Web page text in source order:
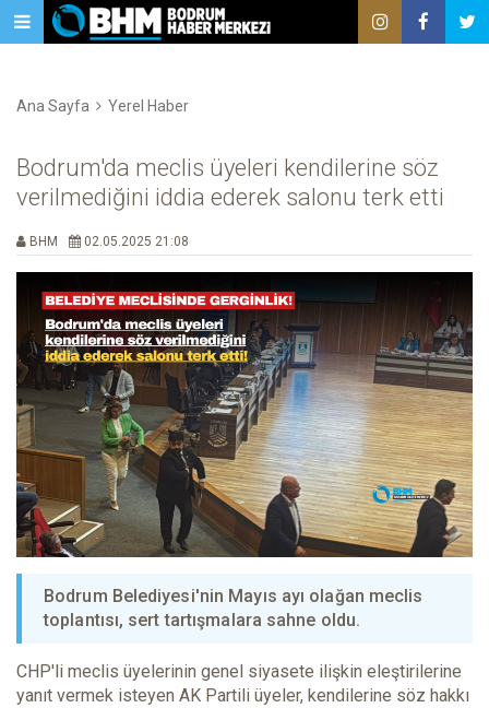
Ana Sayfa Yerel Haber
Bodrum'da meclis üyeleri kendilerine söz
verilmediğini iddia ederek salonu terk etti
BHM 02.05.2025 21:08
Bodrum Belediyesi'nin Mayıs ayı olağan meclis
toplantısı, sert tartışmalara sahne oldu.
CHP'li meclis üyelerinin genel siyasete ilişkin eleştirilerine
yanıt vermek isteyen AK Partili üyeler, kendilerine söz hakkı